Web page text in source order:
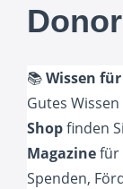
📚Wissen
Gutes
Shopfinden
Magazinefür
Spenden,